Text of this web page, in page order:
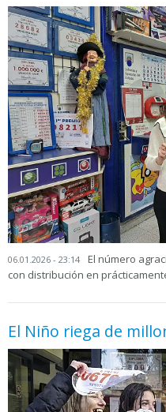
06.01.2026 - 23:14
El número
con distribución en
El Niño riega de